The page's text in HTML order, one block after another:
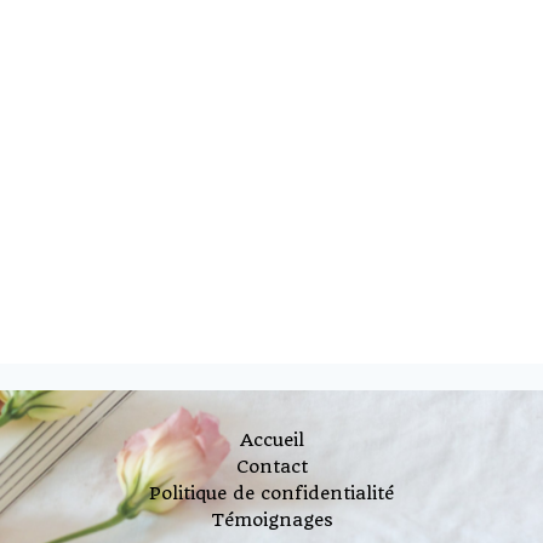
Accueil
Contact
Politique de confidentialité
Témoignages